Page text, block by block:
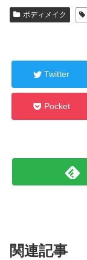
ボディメイク
Twitter
Pocket
関連記事